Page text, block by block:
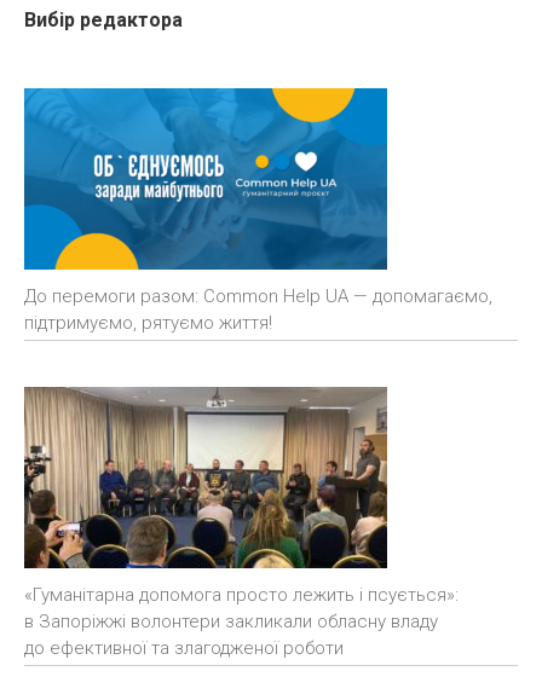
Вибір редактора
До перемоги разом: Common Help UA — допомагаємо,
підтримуємо, рятуємо життя!
«Гуманітарна допомога просто лежить і псується»:
в Запоріжжі волонтери закликали обласну владу
до ефективної та злагодженої роботи